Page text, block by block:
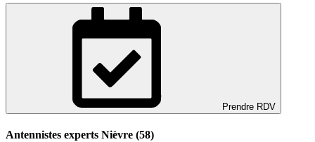
Prendre RDV
Antennistes experts Nièvre (58)